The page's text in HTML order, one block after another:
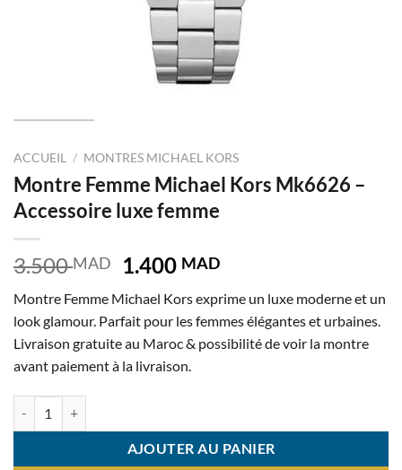
ACCUEIL / MONTRES MICHAEL KORS
Montre Femme Michael Kors Mk6626 –
Accessoire luxe femme
3.500MAD
Le
initial
était :
3.500 MAD.
1.400 MADLe
actuel
est :
1.400 MAD.
Montre Femme Michael Kors exprime un luxe moderne et un
look glamour. Parfait pour les femmes élégantes et urbaines.
Livraison gratuite au Maroc & possibilité de voir la montre
avant paiement à la livraison.
AJOUTER AU PANIER